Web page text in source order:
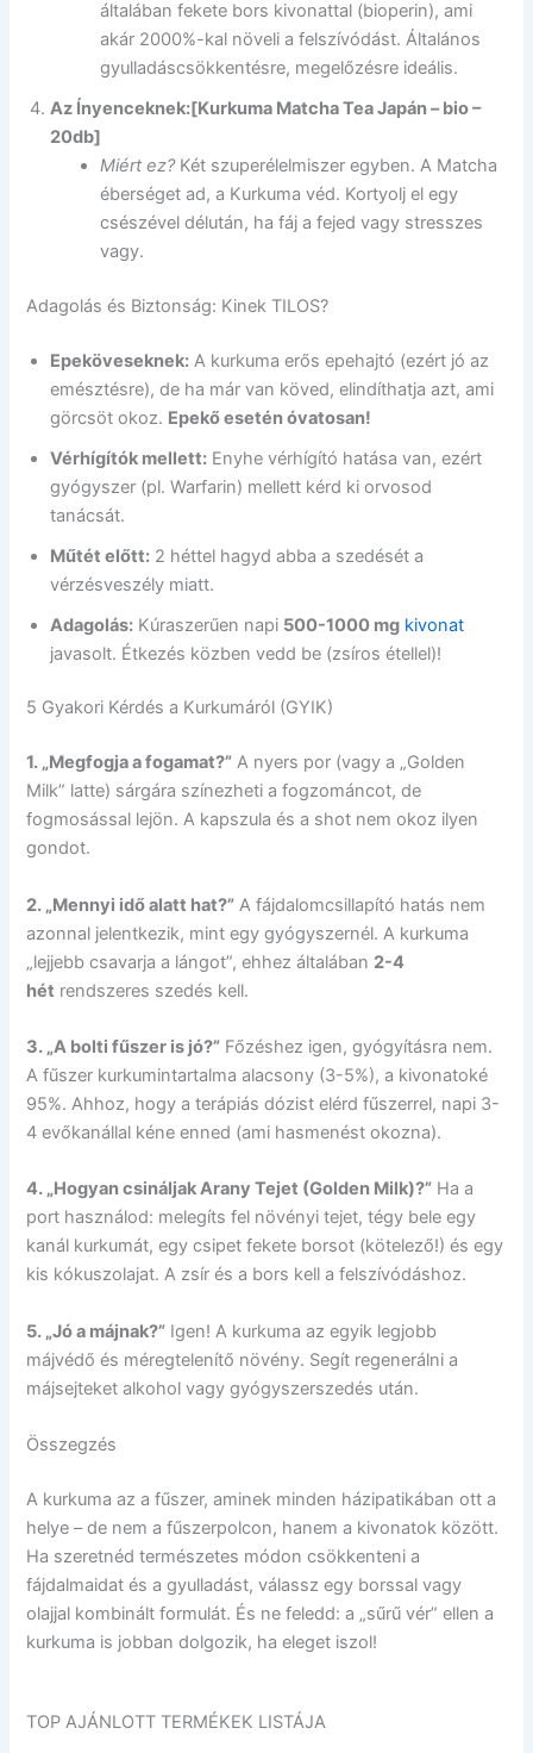
általában fekete bors kivonattal (bioperin), ami
akár 2000%-kal növeli a felszívódást. Általános
gyulladáscsökkentésre, megelőzésre ideális.
Az Ínyenceknek:[Kurkuma Matcha Tea Japán – bio –
20db]
Miért ez?Két szuperélelmiszer egyben. A Matcha
éberséget ad, a Kurkuma véd. Kortyolj el egy
csészével délután, ha fáj a fejed vagy stresszes
vagy.
Adagolás és Biztonság: Kinek TILOS?
Epeköveseknek: A kurkuma erős epehajtó (ezért jó az
emésztésre), de ha már van köved, elindíthatja azt, ami
görcsöt okoz. Epekő esetén óvatosan!
Vérhígítók mellett: Enyhe vérhígító hatása van, ezért
gyógyszer (pl. Warfarin) mellett kérd ki orvosod
tanácsát.
Műtét előtt: 2 héttel hagyd abba a szedését a
vérzésveszély miatt.
Adagolás: Kúraszerűen napi 500-1000 mg kivonat
javasolt. Étkezés közben vedd be (zsíros étellel)!
5 Gyakori Kérdés a Kurkumáról (GYIK)
1. „Megfogja a fogamat?” A nyers por (vagy a „Golden
Milk” latte) sárgára színezheti a fogzománcot, de
fogmosással lejön. A kapszula és a shot nem okoz ilyen
gondot.
2. „Mennyi idő alatt hat?” A fájdalomcsillapító hatás nem
azonnal jelentkezik, mint egy gyógyszernél. A kurkuma
„lejjebb csavarja a lángot”, ehhez általában 2-4
hét rendszeres szedés kell.
3. „A bolti fűszer is jó?” Főzéshez igen, gyógyításra nem.
A fűszer kurkumintartalma alacsony (3-5%), a kivonatoké
95%. Ahhoz, hogy a terápiás dózist elérd fűszerrel, napi 3-
4 evőkanállal kéne enned (ami hasmenést okozna).
4. „Hogyan csináljak Arany Tejet (Golden Milk)?” Ha a
port használod: melegíts fel növényi tejet, tégy bele egy
kanál kurkumát, egy csipet fekete borsot (kötelező!) és egy
kis kókuszolajat. A zsír és a bors kell a felszívódáshoz.
5. „Jó a májnak?” Igen! A kurkuma az egyik legjobb
májvédő és méregtelenítő növény. Segít regenerálni a
májsejteket alkohol vagy gyógyszerszedés után.
Összegzés
A kurkuma az a fűszer, aminek minden házipatikában ott a
helye – de nem a fűszerpolcon, hanem a kivonatok között.
Ha szeretnéd természetes módon csökkenteni a
fájdalmaidat és a gyulladást, válassz egy borssal vagy
olajjal kombinált formulát. És ne feledd: a „sűrű vér” ellen a
kurkuma is jobban dolgozik, ha eleget iszol!
TOP AJÁNLOTT TERMÉKEK LISTÁJA